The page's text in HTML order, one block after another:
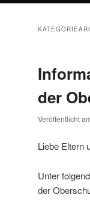
der
Veröffentlicht
Liebe Eltern
Unter
der